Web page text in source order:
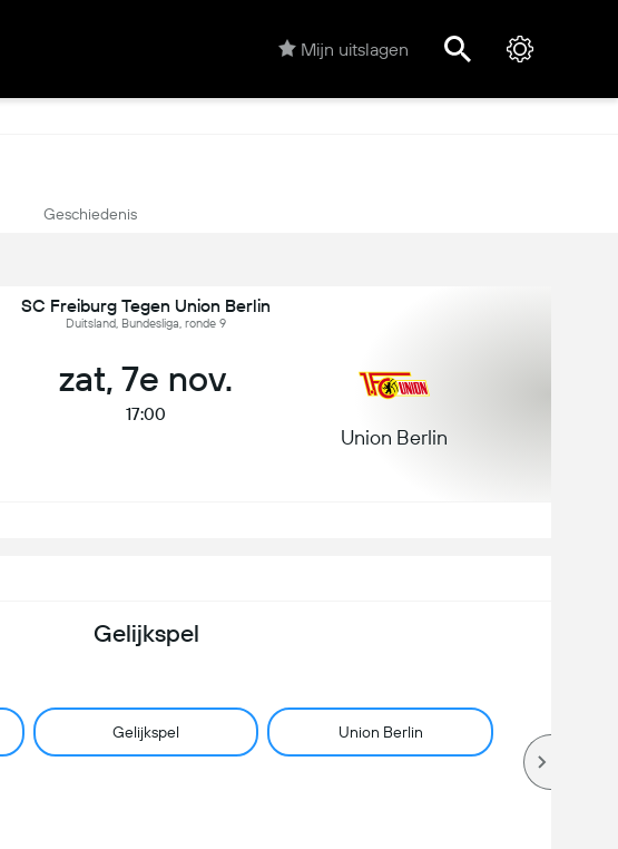
Mijn uitslagen
Geschiedenis
SC Freiburg Tegen Union Berlin
Duitsland, Bundesliga, ronde 9
zat, 7e nov.
17:00
Union Berlin
Gelijkspel
Gelijkspel Union Berlin